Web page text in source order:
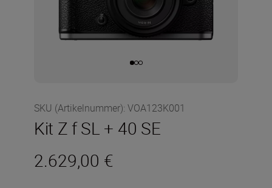
SKU (Artikelnummer): VOA123K001
Kit Z f SL + 40 SE
2.629,00 €